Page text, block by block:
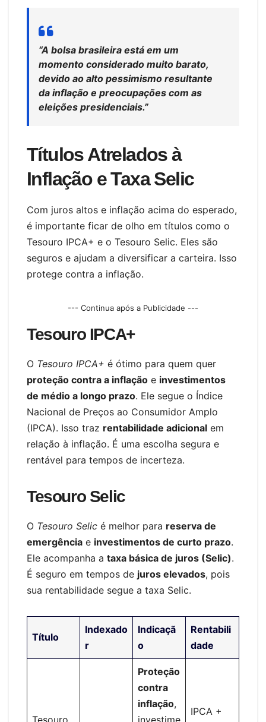
“A bolsa brasileira está em um
momento considerado muito barato,
devido ao alto pessimismo resultante
da inflação e preocupações com as
eleições presidenciais.”
Títulos Atrelados à
Inflação e Taxa Selic
Com juros altos e inflação acima do esperado,
é importante ficar de olho em títulos como o
Tesouro IPCA+ e o Tesouro Selic. Eles são
seguros e ajudam a diversificar a carteira. Isso
protege contra a inflação.
--- Continua após a Publicidade ---
Tesouro IPCA+
O Tesouro IPCA+ é ótimo para quem quer
proteção contra a inflação e investimentos
de médio a longo prazo. Ele segue o Índice
Nacional de Preços ao Consumidor Amplo
(IPCA). Isso traz rentabilidade adicional em
relação à inflação. É uma escolha segura e
rentável para tempos de incerteza.
Tesouro Selic
O Tesouro Selic é melhor para reserva de
emergência e investimentos de curto prazo.
Ele acompanha a taxa básica de juros (Selic).
É seguro em tempos de juros elevados, pois
sua rentabilidade segue a taxa Selic.
Título
Indexado
r
Indicaçã
o
Rentabili
dade
Tesouro
Proteção
contra
inflação,
investime
IPCA +